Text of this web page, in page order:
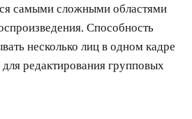
самыми сложными областями
Способность
несколько лиц в одном кадре
редактирования групповых